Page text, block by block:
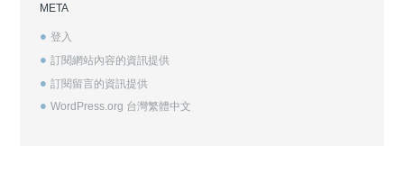
META
登入
訂閱網站內容的資訊提供
訂閱留言的資訊提供
WordPress.org 台灣繁體中文